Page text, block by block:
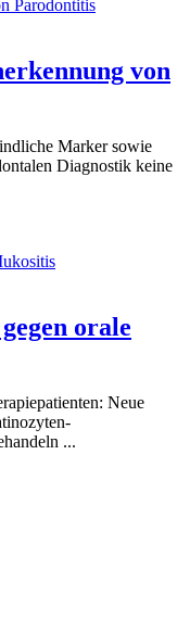
von
Marker sowie
Diagnostik keine
orale
Neue
...